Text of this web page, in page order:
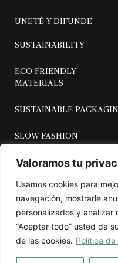
Valoramos tu
Usamos cookies para
navegación, mostrarle
personalizados y analizar
“Aceptar todo” usted da
de las cookies. Política
UNETÉ Y DIFUNDE
SUSTAINABILITY
ECO FRIENDLY
MATERIALS
SUSTAINABLE
SLOW FASHION
Aviso Legal Política de
Envíos
©2024 Salaobrand